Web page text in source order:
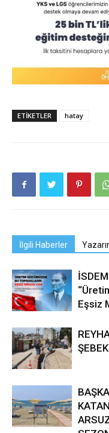
ETIKETLER hatay
İlgili Haberler
Eşsiz